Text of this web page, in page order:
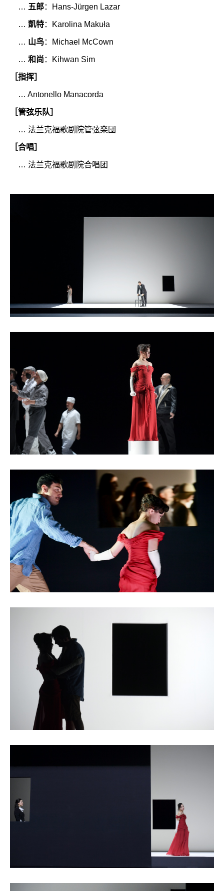
… 五郎：Hans-Jürgen Lazar
… 凱特：Karolina Makuła
… 山鸟：Michael McCown
… 和尚 ：Kihwan Sim
［指挥］
… Antonello Manacorda
［管弦乐队］
… 法兰克福歌剧院管弦楽団
［合唱］
… 法兰克福歌剧院合唱团